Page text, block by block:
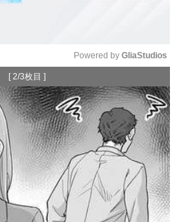
Powered by GliaStudios
[ 2/3枚目 ]